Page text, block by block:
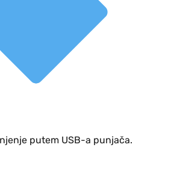
putem USB-a punjača.